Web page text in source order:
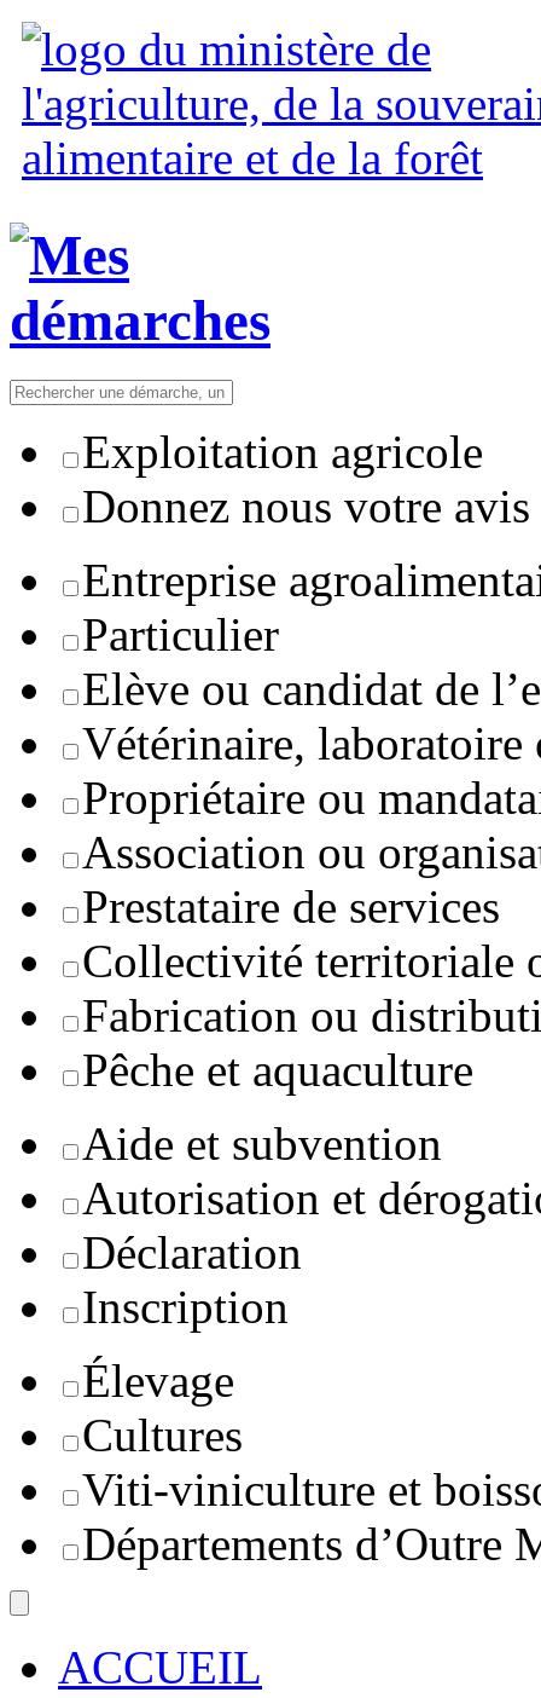
Exploitation agricole
Donnez nous votre avis
Entreprise
Particulier
Elève ou candidat de
Vétérinaire, laboratoire
Propriétaire ou
Association ou
Prestataire de services
Collectivité territoriale
Fabrication ou
Pêche et aquaculture
Aide et subvention
Autorisation et
Déclaration
Inscription
Élevage
Cultures
Viti-viniculture et
Départements d’Outre
ACCUEIL